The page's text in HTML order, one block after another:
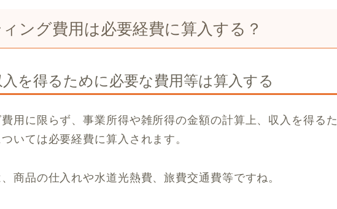
ング費用は必要経費に算入する？
を得るために必要な費用等は算入する
用に限らず、事業所得や雑所得の金額の計算上、収入を得るた
いては必要経費に算入されます。
商品の仕入れや水道光熱費、旅費交通費等ですね。